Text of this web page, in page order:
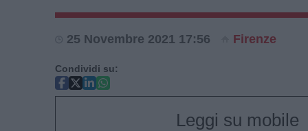
25 Novembre 2021 17:56 Firenze
Condividi su:
Leggi su mobile